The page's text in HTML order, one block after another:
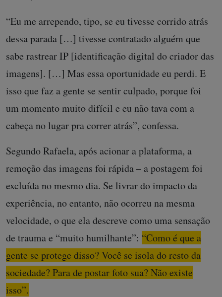
“Eu me arrependo, tipo, se eu tivesse corrido atrás
dessa parada […] tivesse contratado alguém que
sabe rastrear IP [identificação digital do criador das
imagens]. […] Mas essa oportunidade eu perdi. E
isso que faz a gente se sentir culpado, porque foi
um momento muito difícil e eu não tava com a
cabeça no lugar pra correr atrás”, confessa.
Segundo Rafaela, após acionar a plataforma, a
remoção das imagens foi rápida – a postagem foi
excluída no mesmo dia. Se livrar do impacto da
experiência, no entanto, não ocorreu na mesma
velocidade, o que ela descreve como uma sensação
de trauma e “muito humilhante”: “Como é que a
gente se protege disso? Você se isola do resto da
sociedade? Para de postar foto sua? Não existe
isso”.